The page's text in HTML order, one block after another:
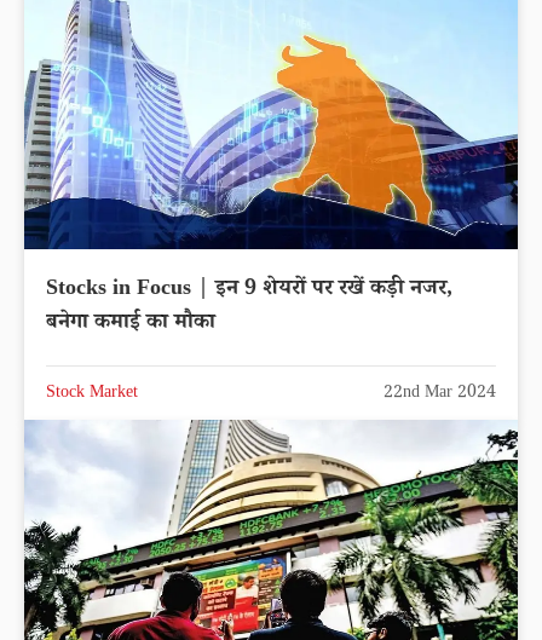
Stocks in Focus | इन 9 शेयरों पर रखें कड़ी नजर,
बनेगा कमाई का मौका
Stock Market 22nd Mar 2024